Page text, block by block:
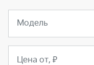
Модель
Цена от, ₽